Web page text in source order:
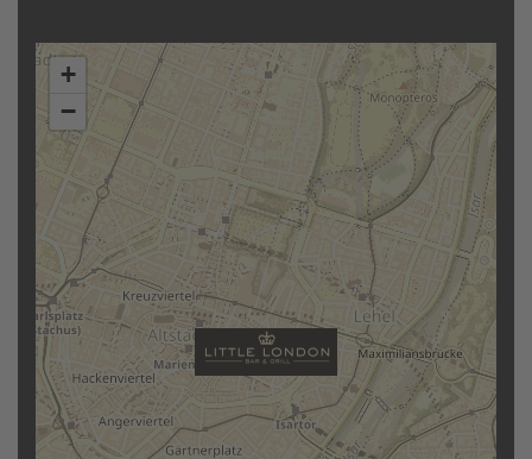
+
−